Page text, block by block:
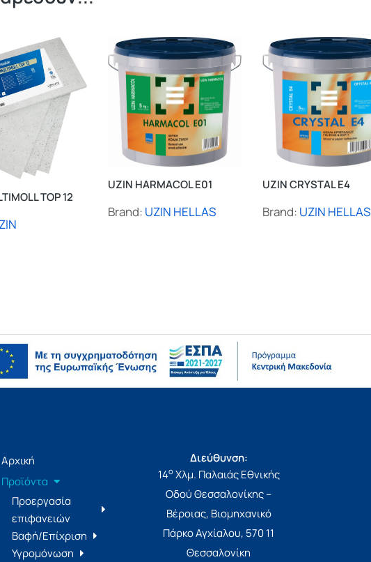
TOP 12
UZIN HARMACOL E01
Brand: UZIN HELLAS
UZIN CRYSTAL E4
Brand: UZIN HELLAS
Αρχική
Προϊόντα
Προεργασία
επιφανειών
Βαφή/Επίχριση
Υγρομόνωση
Διεύθυνση:
14οΧλμ. Παλαιάς Εθνικής
Οδού Θεσσαλονίκης –
Βέροιας, Βιομηχανικό
Πάρκο Αγχίαλου, 570 11
Θεσσαλονίκη